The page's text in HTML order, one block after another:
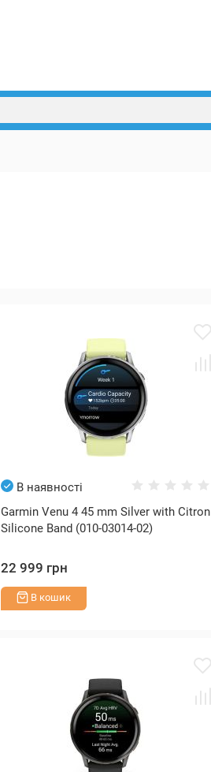
В наявності
Garmin Venu 4 45 mm Silver with Citron
Silicone Band (010-03014-02)
22 999 грн
В кошик